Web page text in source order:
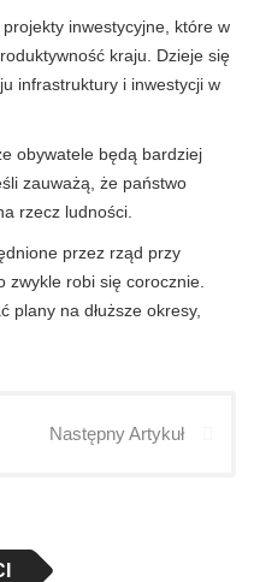
inwestycyjne, które w
kraju. Dzieje się
infrastruktury i inwestycji w
obywatele będą bardziej
zauważą, że państwo
rzecz ludności.
przez rząd przy
zwykle robi się corocznie.
plany na dłuższe okresy,
Następny Artykuł